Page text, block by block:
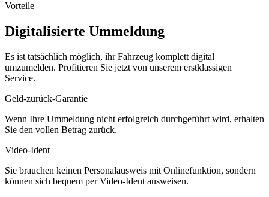
Vorteile
Digitalisierte Ummeldung
Es ist tatsächlich möglich, ihr Fahrzeug komplett digital
umzumelden. Profitieren Sie jetzt von unserem erstklassigen
Service.
Geld-zurück-Garantie
Wenn Ihre Ummeldung nicht erfolgreich durchgeführt wird, erhalten
Sie den vollen Betrag zurück.
Video-Ident
Sie brauchen keinen Personalausweis mit Onlinefunktion, sondern
können sich bequem per Video-Ident ausweisen.